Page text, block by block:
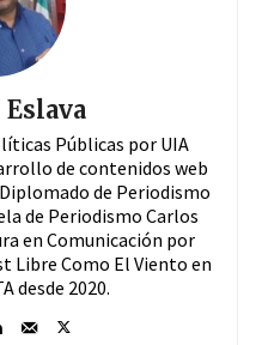
Públicas por UIA
de contenidos web
de Periodismo
de Periodismo Carlos
en Comunicación por
Libre Como El Viento en
desde 2020.